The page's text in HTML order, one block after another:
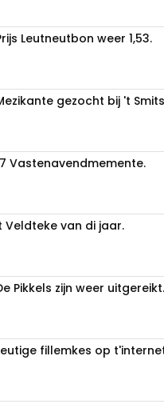
Leutneutbon weer 1,53.
gezocht bij 't
Vastenavendmemente.
Veldteke van di jaar.
Pikkels zijn weer
fillemkes op